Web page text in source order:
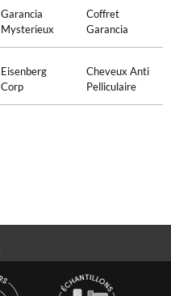
Garancia
Mysterieux
Coffret
Garancia
Eisenberg
Corp
Cheveux Anti
Pelliculaire